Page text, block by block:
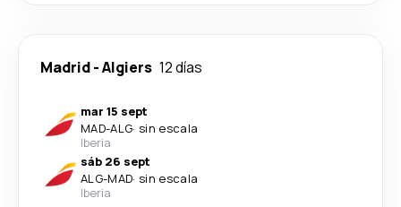
Madrid-Algiers 12 días
mar 15 sept
MAD-ALG· sin escala
Iberia
sáb 26 sept
ALG-MAD· sin escala
Iberia